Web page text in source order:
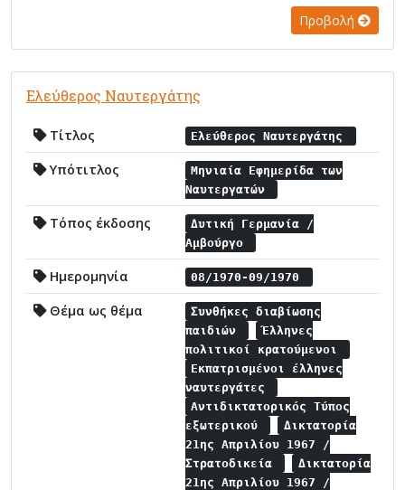
Προβολή
Ελεύθερος Ναυτεργάτης
Τίτλος Ελεύθερος Ναυτεργάτης
Υπότιτλος
Μηνιαία Εφημερίδα των
Ναυτεργατών
Τόπος έκδοσης
Δυτική Γερμανία /
Αμβούργο
Ημερομηνία 08/1970-09/1970
Θέμα ως θέμα
Συνθήκες διαβίωσης
παιδιών
Έλληνες
πολιτικοί κρατούμενοι
Εκπατρισμένοι έλληνες
ναυτεργάτες
Αντιδικτατορικός Τύπος
εξωτερικού
Δικτατορία
21ης Απριλίου 1967 /
Στρατοδικεία
Δικτατορία
21ης Απριλίου 1967 /